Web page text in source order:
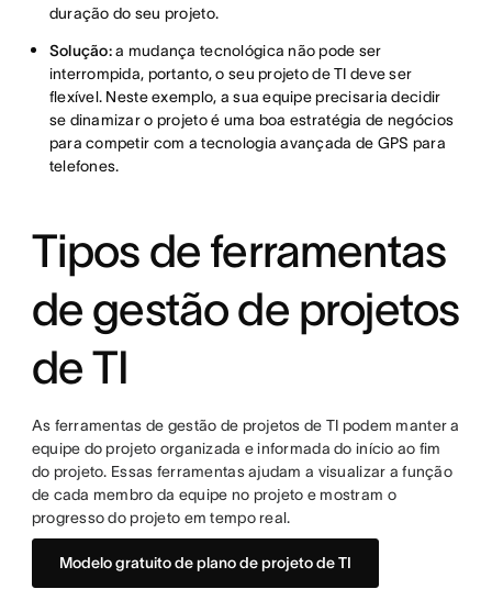
duração do seu projeto.
Solução:a mudança tecnológica não pode ser
interrompida, portanto, o seu projeto de TI deve ser
flexível. Neste exemplo, a sua equipe precisaria decidir
se dinamizar o projeto é uma boa estratégia de negócios
para competir com a tecnologia avançada de GPS para
telefones.
Tipos de ferramentas
de gestão de projetos
de TI
As ferramentas de gestão de projetos de TI podem manter a
equipe do projeto organizada e informada do início ao fim
do projeto. Essas ferramentas ajudam a visualizar a função
de cada membro da equipe no projeto e mostram o
progresso do projeto em tempo real.
Modelo gratuito de plano de projeto de TI